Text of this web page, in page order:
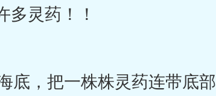
灵药！！
底，把一株株灵药连带底部